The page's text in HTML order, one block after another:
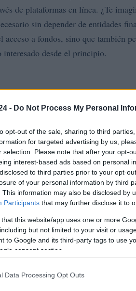
- Do Not Process My Personal
opt-out of the sale, sharing to third
for targeted advertising by us,
selection. Please note that after your opt-
interest-based ads based on personal
to third parties prior to your opt-
of your personal information by third
This information may also be disclosed by
Participants that may further disclose it to
that this website/app uses one or more
but not limited to your visit or
to Google and its third-party tags to use
consent section.
Data Processing Opt Outs
de plataformas en línea. ¿Te
sin depender de entidades
a fondos, sino que también
interesado desde el principio.
cada una diseñada para
se detallan los tipos más